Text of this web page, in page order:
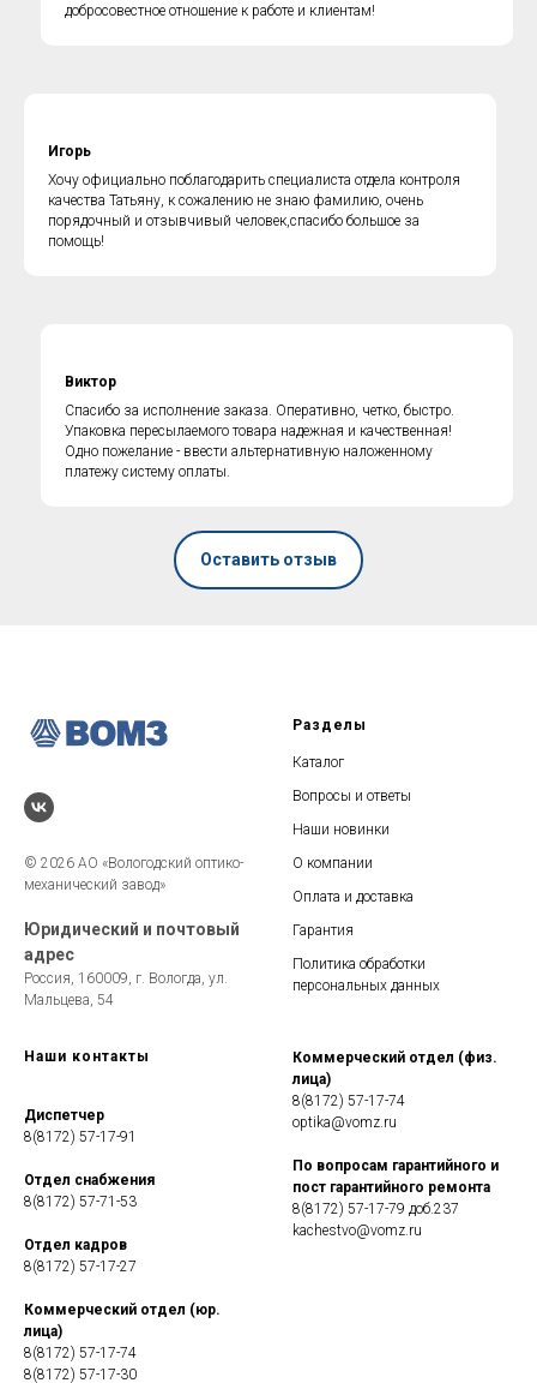
добросовестное отношение к работе и клиентам!
Игорь
Хочу официально поблагодарить специалиста отдела контроля
качества Татьяну, к сожалению не знаю фамилию, очень
порядочный и отзывчивый человек,спасибо большое за
помощь!
Виктор
Спасибо за исполнение заказа. Оперативно, четко, быстро.
Упаковка пересылаемого товара надежная и качественная!
Одно пожелание - ввести альтернативную наложенному
платежу систему оплаты.
Оставить отзыв
© 2026 АО «Вологодский оптико-
механический завод»
Юридический и почтовый
адрес
Россия, 160009, г. Вологда, ул.
Мальцева, 54
Разделы
Каталог
Вопросы и ответы
Наши новинки
О компании
Оплата и доставка
Гарантия
Политика обработки
персональных данных
Наши контакты
Диспетчер
8(8172) 57-17-91
Отдел снабжения
8(8172) 57-71-53
Отдел кадров
8(8172) 57-17-27
Коммерческий отдел (юр.
лица)
8(8172) 57-17-74
8(8172) 57-17-30
Коммерческий отдел (физ.
лица)
8(8172) 57-17-74
optika@vomz.ru
По вопросам гарантийного и
пост гарантийного ремонта
8(8172) 57-17-79 доб.237
kachestvo@vomz.ru
ГОРЯЧАЯ ЛИНИЯ по
противодействию коррупции